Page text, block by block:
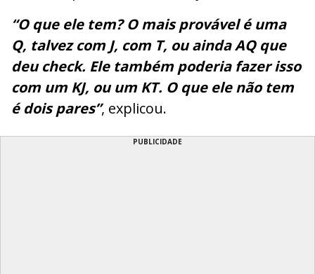
“O que ele tem? O mais provável é uma
Q, talvez com J, com T, ou ainda AQ que
deu check. Ele também poderia fazer isso
com um KJ, ou um KT. O que ele não tem
é dois pares”, explicou.
PUBLICIDADE